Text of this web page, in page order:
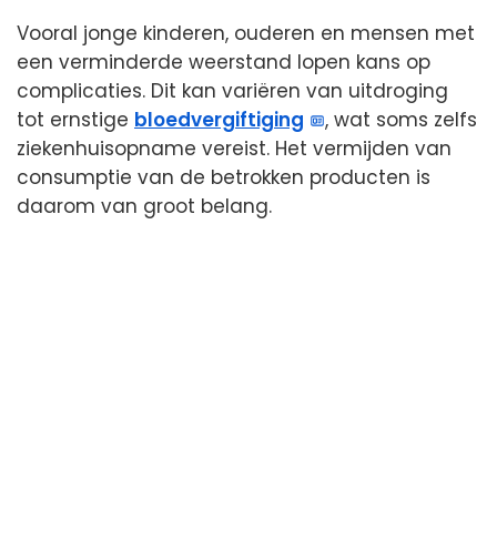
Vooral jonge kinderen, ouderen en mensen met
een verminderde weerstand lopen kans op
complicaties. Dit kan variëren van uitdroging
tot ernstige bloedvergiftiging
, wat soms zelfs
ziekenhuisopname vereist. Het vermijden van
consumptie van de betrokken producten is
daarom van groot belang.